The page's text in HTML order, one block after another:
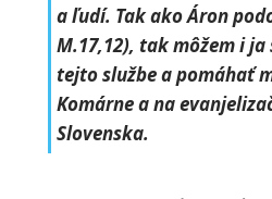
a ľudí. Tak ako Áron
M.17,12), tak môžem i
tejto službe a pomáhať
Komárne a na
Slovenska.